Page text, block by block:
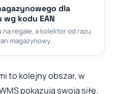
dla
kodu EAN
regale, a kolektor od razu
magazynowy.
to kolejny obszar, w
pokazują swoją siłę.